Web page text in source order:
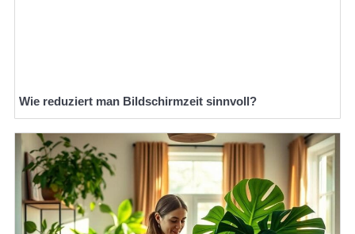
Wie reduziert man Bildschirmzeit sinnvoll?